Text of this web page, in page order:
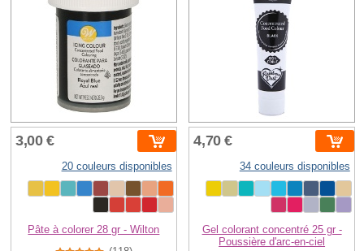
3,00 €
20 couleurs disponibles
Pâte à colorer 28 gr - Wilton
4,70 €
34 couleurs disponibles
Gel colorant concentré 25 gr -
Poussière d'arc-en-ciel